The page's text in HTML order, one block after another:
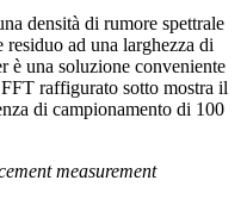
densità di rumore spettrale
ad una larghezza di
una soluzione conveniente
raffigurato sotto mostra il
di campionamento di 100
measurement